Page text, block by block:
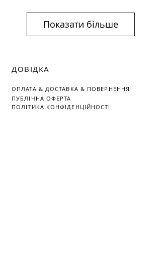
Показати більше
ДОВІДКА
ОПЛАТА & ДОСТАВКА & ПОВЕРНЕННЯ
ПУБЛІЧНА ОФЕРТА
ПОЛІТИКА КОНФІДЕНЦІЙНОСТІ